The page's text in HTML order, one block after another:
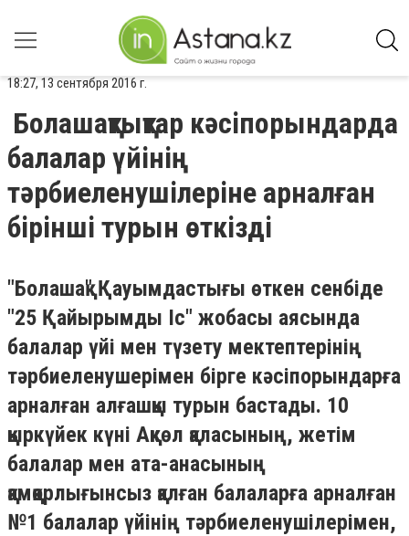
18:27, 13 сентября 2016 г.
Болашақтықтар кәсіпорындарда
балалар үйінің
тәрбиеленушілеріне арналған
бірінші турын өткізді
"Болашақ" Қауымдастығы өткен сенбіде
"25 Қайырымды Іс" жобасы аясында
балалар үйі мен түзету мектептерінің
тәрбиеленушерімен бірге кәсіпорындарға
арналған алғашқы турын бастады. 10
қыркүйек күні Ақкөл қаласының, жетім
балалар мен ата-анасының
қамқорлығынсыз қалған балаларға арналған
№1 балалар үйінің тәрбиеленушілерімен,